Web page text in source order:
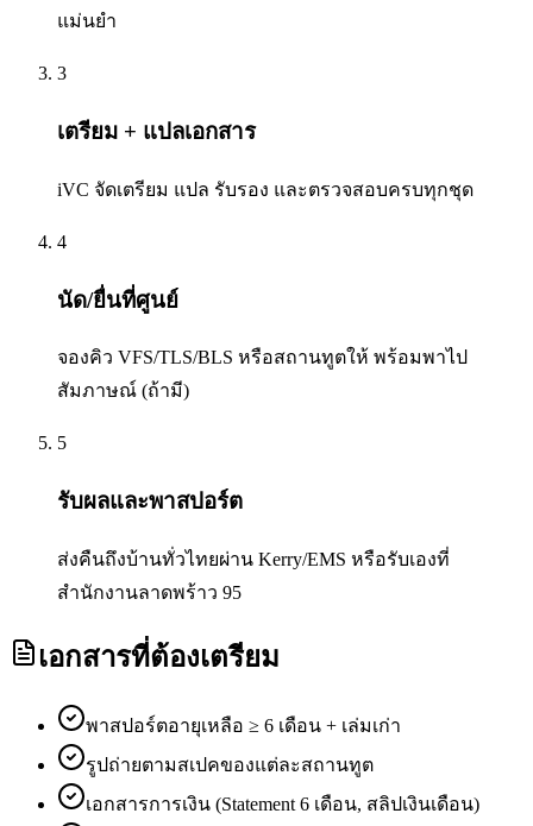
แม่นยำ
3
เตรียม + แปลเอกสาร
iVC จัดเตรียม แปล รับรอง และตรวจสอบครบทุกชุด
4
นัด/ยื่นที่ศูนย์
จองคิว VFS/TLS/BLS หรือสถานทูตให้ พร้อมพาไป
สัมภาษณ์ (ถ้ามี)
5
รับผลและพาสปอร์ต
ส่งคืนถึงบ้านทั่วไทยผ่าน Kerry/EMS หรือรับเองที่
สำนักงานลาดพร้าว 95
เอกสารที่ต้องเตรียม
พาสปอร์ตอายุเหลือ ≥ 6 เดือน + เล่มเก่า
รูปถ่ายตามสเปคของแต่ละสถานทูต
เอกสารการเงิน (Statement 6 เดือน, สลิปเงินเดือน)